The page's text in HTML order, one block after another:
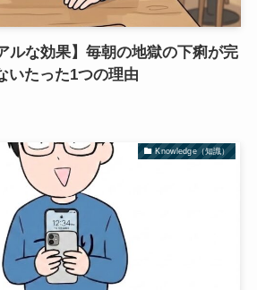
ルな効果】毎朝の地獄の下痢が完
いたった1つの理由
Knowledge（知識）